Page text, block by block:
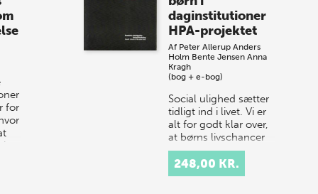
år til vores store sommer-lagersalg,
så sæt kryds i kalenderen onsdag den
for
i
daginstitutioner
HPA-projektet
Af Peter Allerup Anders
Holm Bente Jensen Anna
Kragh
(bog + e-bog)
Social ulighed sætter
tidligt ind i livet. Vi er
alt for godt klar over,
at børns livschancer
og muligheder ikke er
ens, men afhænger af
forældrebaggr…
248,00 KR.